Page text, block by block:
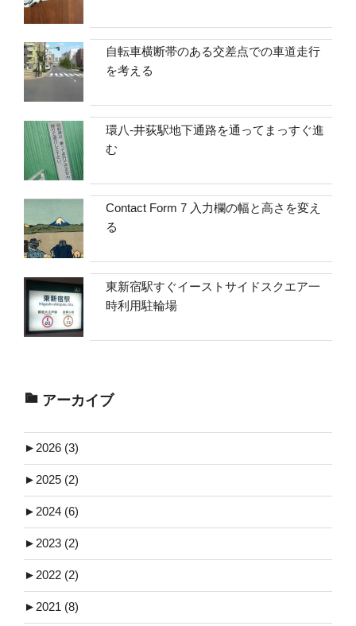
自転車横断帯のある交差点での車道走行
を考える
環八-井荻駅地下通路を通ってまっすぐ進
む
Contact Form 7 入力欄の幅と高さを変え
る
東新宿駅すぐイーストサイドスクエア一
時利用駐輪場
アーカイブ
► 2026 (3)
► 2025 (2)
► 2024 (6)
► 2023 (2)
► 2022 (2)
► 2021 (8)